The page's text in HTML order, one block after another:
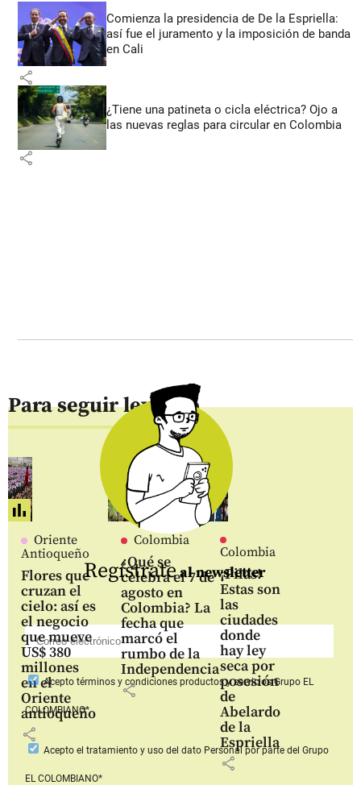
Comienza la presidencia de De la Espriella:
así fue el juramento y la imposición de banda
en Cali
share
¿Tiene una patineta o cicla eléctrica? Ojo a
las nuevas reglas para circular en Colombia
share
Para seguir leyendo
Oriente
Antioqueño
Flores que
cruzan el
cielo: así es
el negocio
que mueve
US$ 380
millones
en el
Oriente
antioqueño
share
Colombia
¿Qué se
celebra el 7 de
agosto en
Colombia? La
fecha que
marcó el
rumbo de la
Independencia
share
Colombia
¡Pilas!
Estas son
las
ciudades
donde
hay ley
seca por
posesión
de
Abelardo
de la
Espriella
share
Regístrateal newsletter
Aceptotérminos y condiciones productos y serviciosGrupo EL
COLOMBIANO*
Acepto el tratamiento y uso del dato Personalpor parte del Grupo
EL COLOMBIANO*